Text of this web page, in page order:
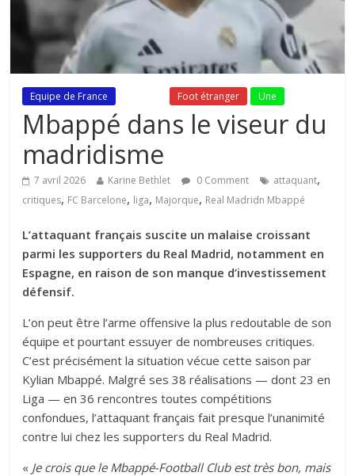
Equipe de France Foot étranger Une
Mbappé dans le viseur du
madridisme
7 avril 2026 Karine Bethlet 0 Comment attaquant,
critiques, FC Barcelone, liga, Majorque, Real Madridn Mbappé
L’attaquant français suscite un malaise croissant
parmi les supporters du Real Madrid, notamment en
Espagne, en raison de son manque d’investissement
défensif.
L’on peut être l’arme offensive la plus redoutable de son
équipe et pourtant essuyer de nombreuses critiques.
C’est précisément la situation vécue cette saison par
Kylian Mbappé. Malgré ses 38 réalisations — dont 23 en
Liga — en 36 rencontres toutes compétitions
confondues, l’attaquant français fait presque l’unanimité
contre lui chez les supporters du Real Madrid.
« Je crois que le Mbappé-Football Club est très bon, mais